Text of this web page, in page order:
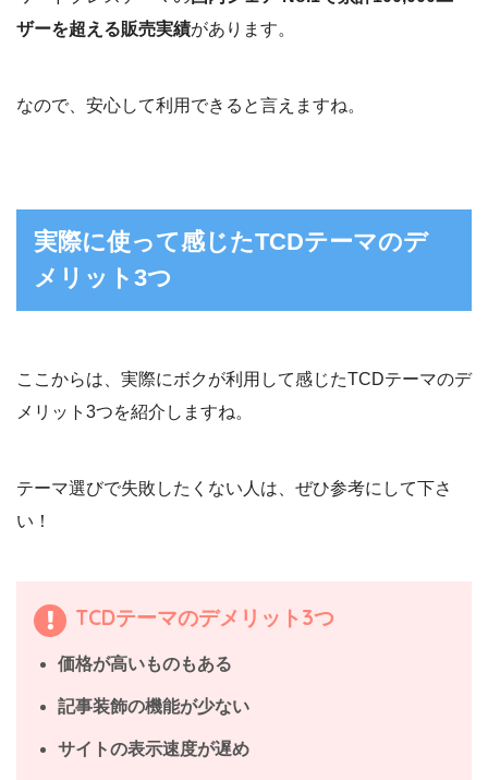
ザーを超える販売実績があります。
なので、安心して利用できると言えますね。
実際に使って感じたTCDテーマのデ
メリット3つ
ここからは、実際にボクが利用して感じたTCDテーマのデ
メリット3つを紹介しますね。
テーマ選びで失敗したくない人は、ぜひ参考にして下さ
い！
TCDテーマのデメリット3つ
価格が高いものもある
記事装飾の機能が少ない
サイトの表示速度が遅め